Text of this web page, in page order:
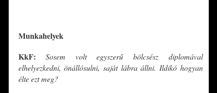
Munkahelyek
KkF:
Sosem volt egyszerű bölcsész diplomával
elhelyezkedni, önállósulni, saját lábra állni. Ildikó hogyan
élte ezt meg?